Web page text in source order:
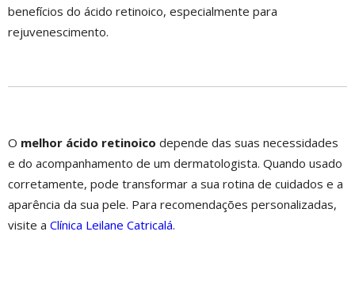
benefícios do ácido retinoico, especialmente para
rejuvenescimento.
O melhor ácido retinoico depende das suas necessidades
e do acompanhamento de um dermatologista. Quando usado
corretamente, pode transformar a sua rotina de cuidados e a
aparência da sua pele. Para recomendações personalizadas,
visite a Clínica Leilane Catricalá.